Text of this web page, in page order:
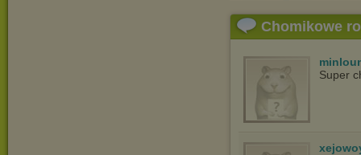
Chomikowe
Super